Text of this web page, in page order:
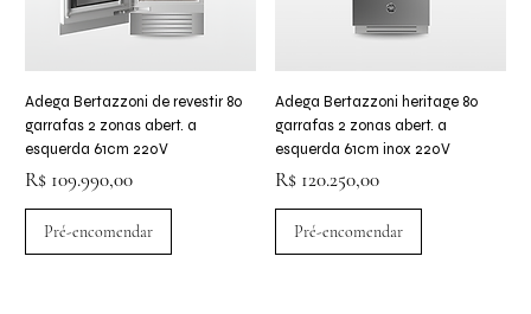
Adega Bertazzoni de revestir 80
garrafas 2 zonas abert. a
esquerda 61cm 220V
Preço
R$ 109.990,00
Pré-encomendar
Adega Bertazzoni heritage 80
garrafas 2 zonas abert. a
esquerda 61cm inox 220V
Preço
R$ 120.250,00
Pré-encomendar